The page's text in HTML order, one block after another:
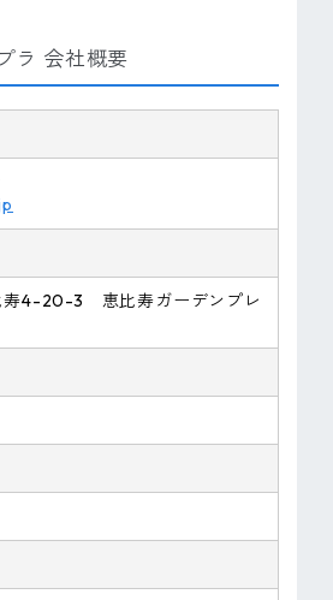
ラ 会社概要
寿4-20-3 恵比寿ガーデンプレ